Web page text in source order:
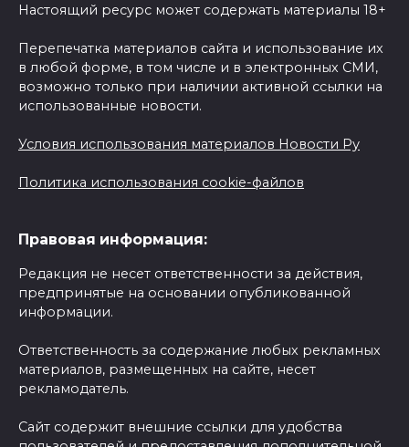
Настоящий ресурс может содержать материалы 18+
Перепечатка материалов сайта и использование их
в любой форме, в том числе и в электронных СМИ,
возможно только при наличии активной ссылки на
использованные новости.
Условия использования материалов Новости Ру
Политика использования cookie-файлов
Правовая информация:
Редакция не несет ответственности за действия,
предпринятые на основании опубликованной
информации.
Ответственность за содержание любых рекламных
материалов, размещенных на сайте, несет
рекламодатель.
Сайт содержит внешние ссылки для удобства